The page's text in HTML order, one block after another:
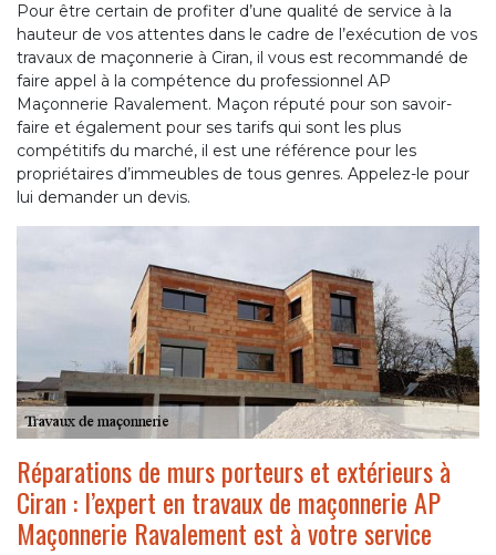
Pour être certain de profiter d’une qualité de service à la
hauteur de vos attentes dans le cadre de l’exécution de vos
travaux de maçonnerie à Ciran, il vous est recommandé de
faire appel à la compétence du professionnel AP
Maçonnerie Ravalement. Maçon réputé pour son savoir-
faire et également pour ses tarifs qui sont les plus
compétitifs du marché, il est une référence pour les
propriétaires d’immeubles de tous genres. Appelez-le pour
lui demander un devis.
Réparations de murs porteurs et extérieurs à
Ciran : l’expert en travaux de maçonnerie AP
Maçonnerie Ravalement est à votre service